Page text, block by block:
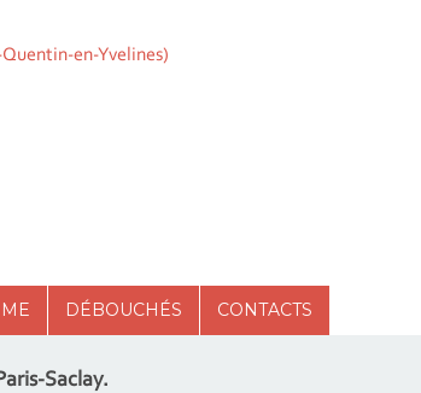
en-Yvelines)
DÉBOUCHÉS CONTACTS
Saclay.